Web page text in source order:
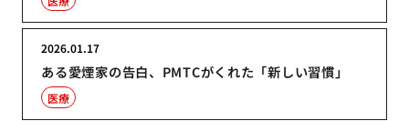
ある愛煙家の告白、PMTCがくれた「新しい習慣」
2026.01.17
医療